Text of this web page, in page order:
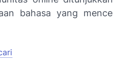
bahasa yang